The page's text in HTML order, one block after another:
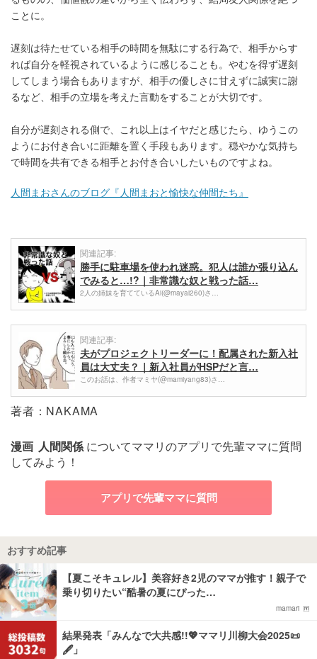
ことに。
遅刻は待たせている相手の時間を無駄にする行為で、相手からす
れば自分を軽視されているように感じることも。やむを得ず遅刻
してしまう場合もありますが、相手の優しさに甘えずに誠実に謝
るなど、相手の立場を考えた言動をすることが大切です。
自分が遅刻される側で、これ以上はイヤだと感じたら、ゆうこの
ようにお付き合いに距離を置く手段もあります。穏やかな気持ち
で時間を共有できる相手とお付き合いしたいものですよね。
人間まおさんのブログ『人間まおと愉快な仲間たち』
関連記事:
勝手に駐車場を使われ迷惑。犯人は誰か張り込ん
でみると…!?｜非常識な奴と戦った話…
2人の姉妹を育てているAi(@mayai260)さ…
関連記事:
夫がプロジェクトリーダーに！配属された新入社
員は大丈夫？｜新入社員がHSPだと言…
このお話は、作者マミヤ(@mamiyang83)さ…
著者：NAKAMA
漫画 人間関係 についてママリのアプリで先輩ママに質問
してみよう！
アプリで先輩ママに質問
おすすめ記事
【夏こそキュレル】美容好き2児のママが推す！親子で
乗り切りたい“酷暑の夏にぴった…
mamari
結果発表「みんなで大共感!!💖ママリ川柳大会2025📜
🖋️」